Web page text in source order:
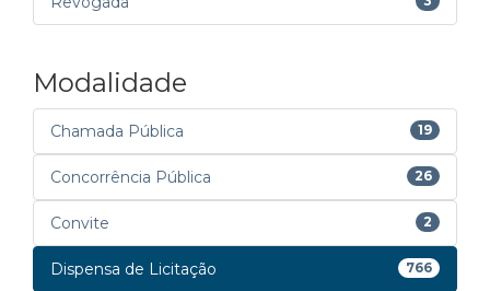
Modalidade
Chamada Pública 19
Concorrência Pública 26
Convite 2
Dispensa de Licitação 766